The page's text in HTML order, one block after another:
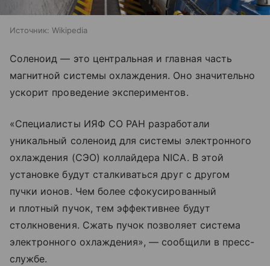
Источник: Wikipedia
Соленоид — это центральная и главная часть
магнитной системы охлаждения. Оно значительно
ускорит проведение экспериментов.
«Специалисты ИЯФ СО РАН разработали
уникальный соленоид для системы электронного
охлаждения (СЭО) коллайдера NICA. В этой
установке будут сталкиваться друг с другом
пучки ионов. Чем более сфокусированный
и плотный пучок, тем эффективнее будут
столкновения. Сжать пучок позволяет система
электронного охлаждения», — сообщили в пресс-
службе.